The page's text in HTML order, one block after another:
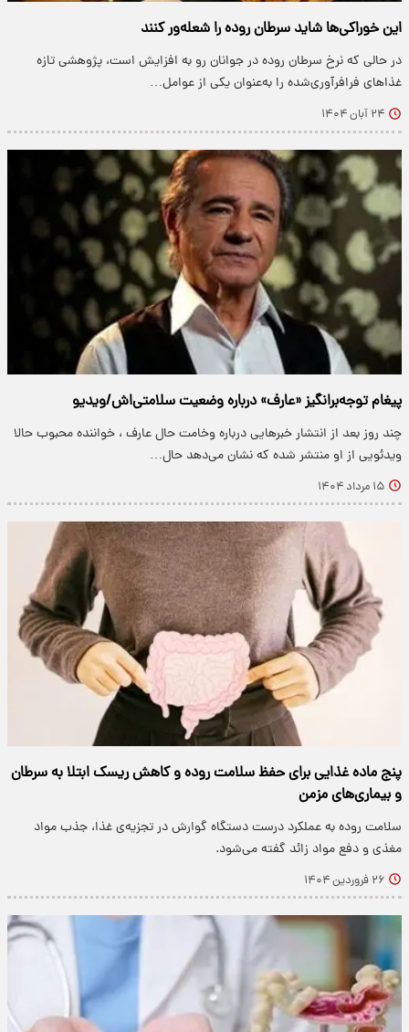
این خوراکی‌ها شاید سرطان روده را شعله‌ور کنند
در حالی که نرخ سرطان روده در جوانان رو به افزایش است، پژوهشی تازه
غذاهای فرافرآوری‌شده را به‌عنوان یکی از عوامل…
۲۴ آبان ۱۴۰۴
پیغام توجه‌برانگیز «عارف» درباره وضعیت سلامتی‌اش/ویدیو
چند روز بعد از انتشار خبرهایی درباره وخامت حال عارف ، خواننده محبوب حالا
ویدئویی از او منتشر شده که نشان می‌دهد حال…
۱۵ مرداد ۱۴۰۴
پنج ماده غذایی برای حفظ سلامت روده و کاهش ریسک ابتلا به سرطان
و بیماری‌های مزمن
سلامت روده به عملکرد درست دستگاه گوارش در تجزیه‌ی غذا، جذب مواد
مغذی و دفع مواد زائد گفته می‌شود.
۲۶ فروردین ۱۴۰۴